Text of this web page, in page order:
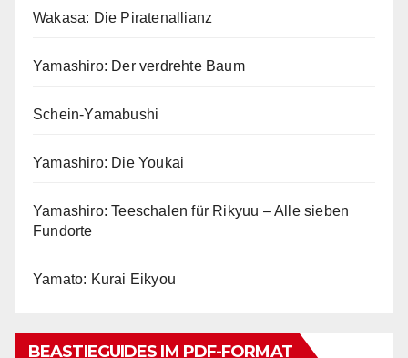
Wakasa: Die Piratenallianz
Yamashiro: Der verdrehte Baum
Schein-Yamabushi
Yamashiro: Die Youkai
Yamashiro: Teeschalen für Rikyuu – Alle sieben
Fundorte
Yamato: Kurai Eikyou
BEASTIEGUIDES IM PDF-FORMAT